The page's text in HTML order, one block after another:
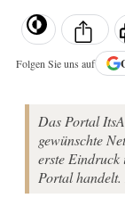
Folgen Sie uns auf
Das Portal
gewünschte
erste Eindruck
Portal